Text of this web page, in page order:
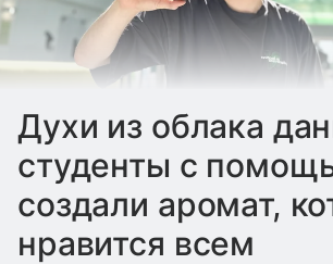
Духи из облака
студенты с
создали аромат,
нравится всем